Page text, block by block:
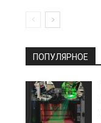
ПОПУЛЯРНОЕ